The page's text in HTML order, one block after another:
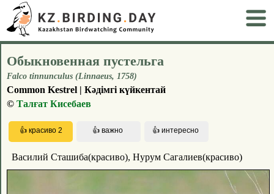
Обыкновенная пустельга
Falco tinnunculus (Linnaeus, 1758)
Common Kestrel | Кәдімгі күйкентай
© Талғат Кисебаев
Василий Сташиба(красиво), Нурум Сагалиев(красиво)